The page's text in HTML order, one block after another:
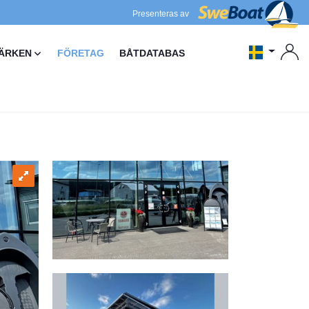
Presenteras av
FÖRETAG BÅTDATABAS